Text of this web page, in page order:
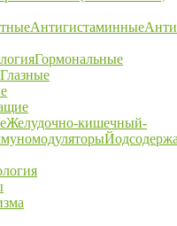
Антигистаминные
Гормональные
Глазные
Желудочно-кишечный-